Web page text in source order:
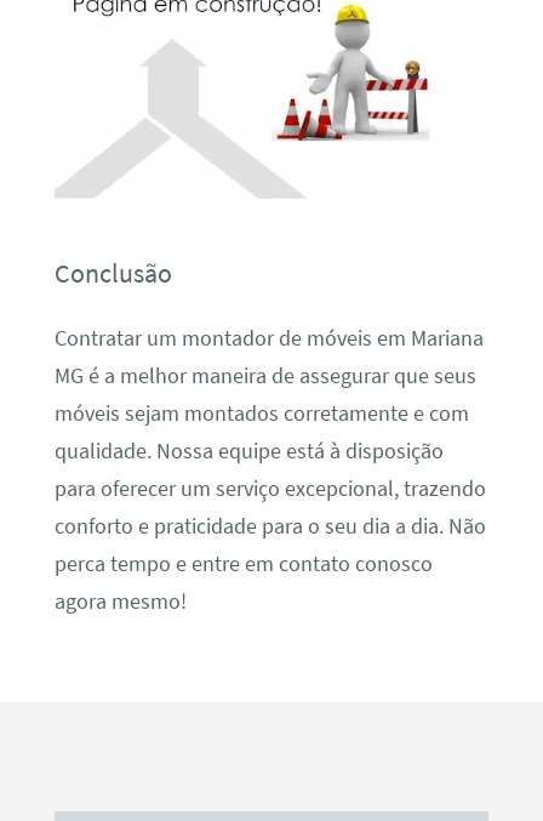
Conclusão
Contratar um montador de móveis em Mariana
MG é a melhor maneira de assegurar que seus
móveis sejam montados corretamente e com
qualidade. Nossa equipe está à disposição
para oferecer um serviço excepcional, trazendo
conforto e praticidade para o seu dia a dia. Não
perca tempo e entre em contato conosco
agora mesmo!